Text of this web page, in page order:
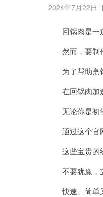
2024年7月22日
回锅肉是一道
然而，要制作
为了帮助烹饪
在回锅肉加速
无论你是初学
通过这个官网
这些宝贵的经
不要犹豫，立
快速、简单又